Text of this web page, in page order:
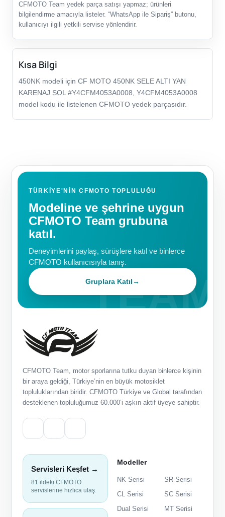
CFMOTO Team yedek parça satışı yapmaz; ürünleri
bilgilendirme amacıyla listeler. “WhatsApp ile Sipariş” butonu,
kullanıcıyı ilgili yetkili servise yönlendirir.
Kısa Bilgi
450NK modeli için CF MOTO 450NK SELE ALTI YAN
KARENAJ SOL #Y4CFM4053A0008, Y4CFM4053A0008
model kodu ile listelenen CFMOTO yedek parçasıdır.
TÜRKIYE'NIN CFMOTO TOPLULUĞU
Modeline ve şehrine uygun
CFMOTO Team grubuna
katıl.
Deneyimlerini paylaş, sürüşlere katıl ve binlerce
CFMOTO kullanıcısıyla tanış.
Gruplara Katıl→
CFMOTO Team, motor sporlarına tutku duyan binlerce kişinin
bir araya geldiği, Türkiye’nin en büyük motosiklet
topluluklarından biridir. CFMOTO Türkiye ve Global tarafından
desteklenen topluluğumuz 60.000’i aşkın aktif üyeye sahiptir.
Servisleri Keşfet →
81 ildeki CFMOTO
servislerine hızlıca ulaş.
Modeller
NK Serisi
SR Serisi
CL Serisi
SC Serisi
Dual Serisi
MT Serisi